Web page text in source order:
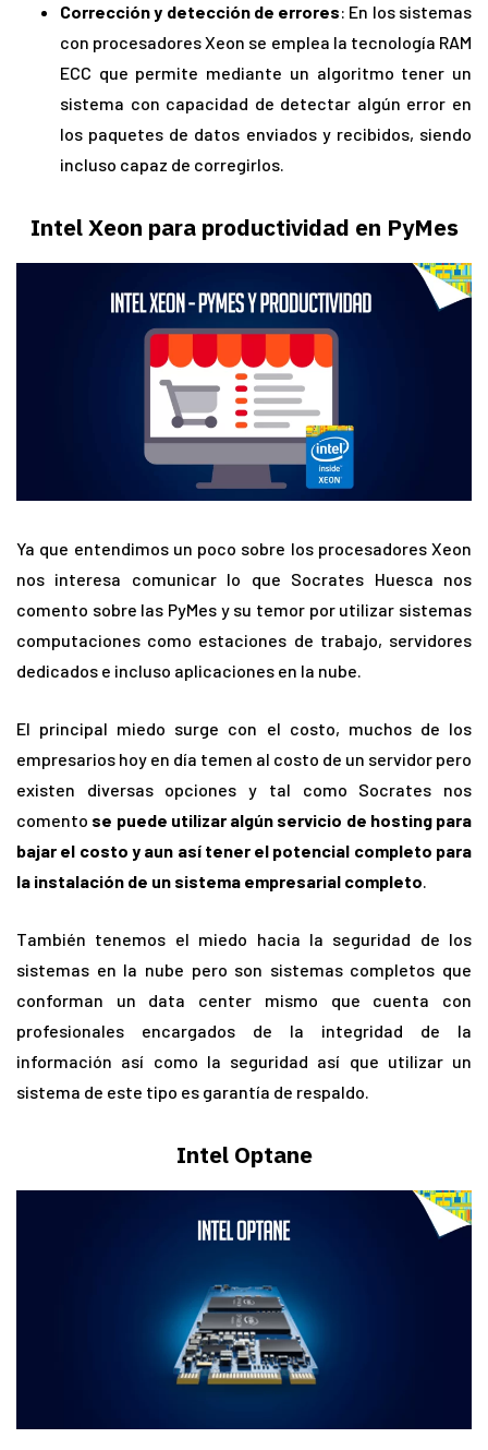
Corrección y detección de errores: En los sistemas
con procesadores Xeon se emplea la tecnología RAM
ECC que permite mediante un algoritmo tener un
sistema con capacidad de detectar algún error en
los paquetes de datos enviados y recibidos, siendo
incluso capaz de corregirlos.
Intel Xeon para productividad en PyMes
Ya que entendimos un poco sobre los procesadores Xeon
nos interesa comunicar lo que Socrates Huesca nos
comento sobre las PyMes y su temor por utilizar sistemas
computaciones como estaciones de trabajo, servidores
dedicados e incluso aplicaciones en la nube.
El principal miedo surge con el costo, muchos de los
empresarios hoy en día temen al costo de un servidor pero
existen diversas opciones y tal como Socrates nos
comento se puede utilizar algún servicio de hosting para
bajar el costo y aun así tener el potencial completo para
la instalación de un sistema empresarial completo.
También tenemos el miedo hacia la seguridad de los
sistemas en la nube pero son sistemas completos que
conforman un data center mismo que cuenta con
profesionales encargados de la integridad de la
información así como la seguridad así que utilizar un
sistema de este tipo es garantía de respaldo.
Intel Optane